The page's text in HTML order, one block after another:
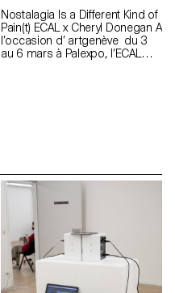
Nostalagia Is a Different Kind of
Pain(t) ECAL x Cheryl Donegan A
l’occasion d’ artgenève du 3
au 6 mars à Palexpo, l’ECAL
atelier avait pour objectif le
quotidien, la subversion des
processus artisanaux et les
gestes reproductifs. Réalisée
par des étudiant·e·s de la
première à la troisième année,
la sélection des œuvres
présentées reflète l'approche